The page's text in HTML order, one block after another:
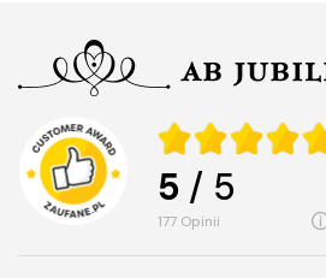
5 / 5
177 opinii